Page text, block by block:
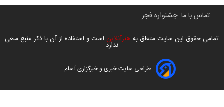
تماس با ما جشنواره فجر
تمامی حقوق این سایت متعلق به هنرآنلاین است و استفاده از آن با ذکر منبع منعی
ندارد
طراحی سایت خبری و خبرگزاری آسام